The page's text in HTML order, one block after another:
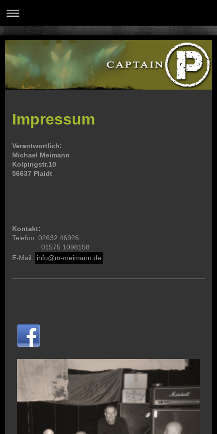
Impressum
Verantwortlich:
Michael Meimann
Kolpingstr.10
56637 Plaidt
Kontakt:
Telefon: 02632 46926
01575 1098158
E-Mail: info@m-meimann.de